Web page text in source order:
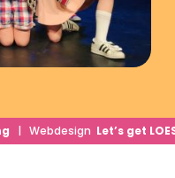
| Webdesign Let’s get